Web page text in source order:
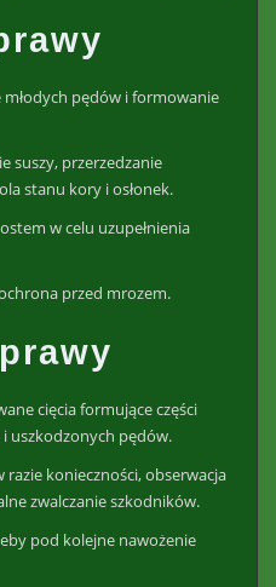
młodych pędów i formowanie
suszy, przerzedzanie
stanu kory i osłonek.
w celu uzupełnienia
przed mrozem.
cięcia formujące części
uszkodzonych pędów.
konieczności, obserwacja
zwalczanie szkodników.
pod kolejne nawożenie